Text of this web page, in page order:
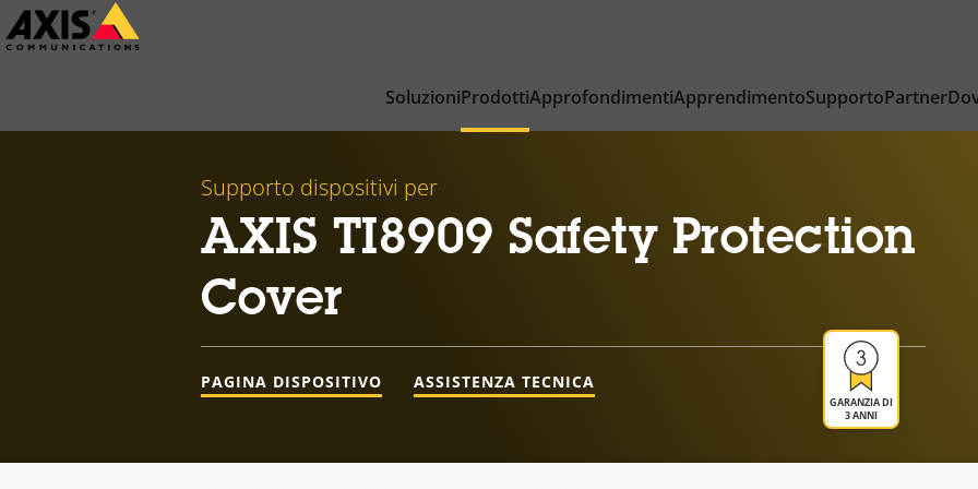
Salta
al
SoluzioniProdottiApprofondimentiApprendimentoSupportoPartner
Supporto dispositivi per
AXIS TI8909 Safety Protection
Cover
GARANZIA DI
3 ANNI
PAGINA DISPOSITIVO ASSISTENZA TECNICA